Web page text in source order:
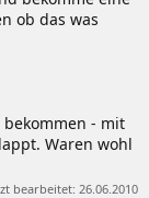
ob das was
bekommen - mit
Waren wohl
bearbeitet: 26.06.2010